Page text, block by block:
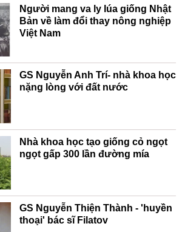
Người mang va ly lúa giống Nhật
Bản về làm đổi thay nông nghiệp
Việt Nam
GS Nguyễn Anh Trí- nhà khoa học
nặng lòng với đất nước
Nhà khoa học tạo giống cỏ ngọt
ngọt gấp 300 lần đường mía
GS Nguyễn Thiện Thành - 'huyền
thoại' bác sĩ Filatov